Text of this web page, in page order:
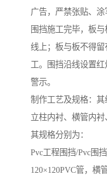
广告，严禁张贴、涂
围挡施工完毕，板
线上；板与板不得
工。围挡沿线设置
警示。
制作工艺及规格：其
立柱内衬、横管内衬
其规格分别为：
Pvc工程围挡/Pvc围
120×120PVC管，横